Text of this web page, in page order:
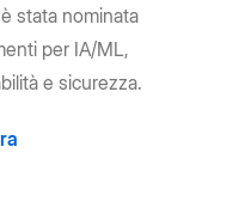
stata nominata
per IA/ML,
e sicurezza.